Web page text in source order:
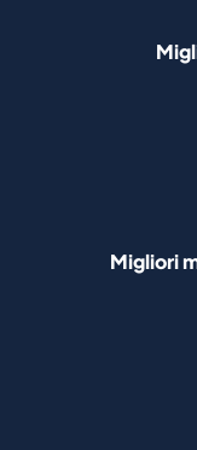
Migliori